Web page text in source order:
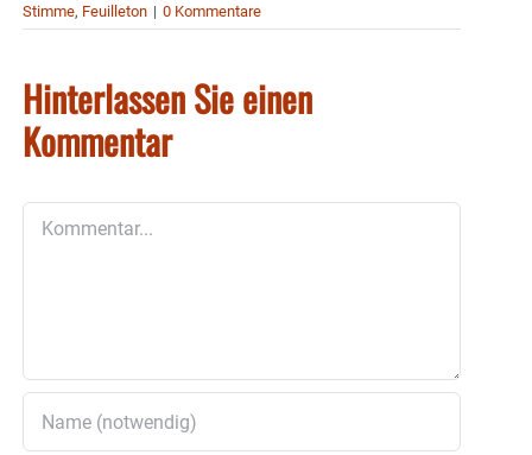
Stimme, Feuilleton | 0 Kommentare
Hinterlassen Sie einen
Kommentar